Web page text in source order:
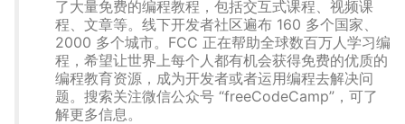
了大量免费的编程教程，包括交互式课程、视频课
程、文章等。线下开发者社区遍布 160 多个国家、
2000 多个城市。FCC 正在帮助全球数百万人学习编
程，希望让世界上每个人都有机会获得免费的优质的
编程教育资源，成为开发者或者运用编程去解决问
题。搜索关注微信公众号 “freeCodeCamp”，可了
解更多信息。